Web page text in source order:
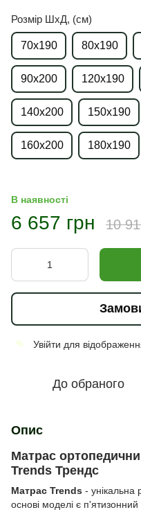
Розмір ШхД, (см)
70х190 80х190
90х200 120х190
140х200 150х190
160х200 180х190
В наявності
6 657 грн 10
% Увійти для
До обраного
Опис
Матрас
Trends Трендс
Матрас Trends - унікальна
основі моделі є